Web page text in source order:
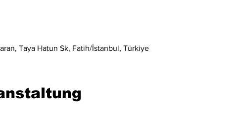
Taya Hatun Sk, Fatih/İstanbul, Türkiye